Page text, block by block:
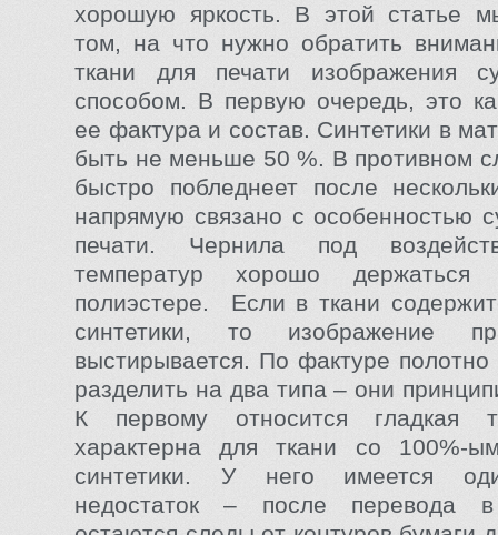
хорошую яркость. В этой статье
том, на что нужно обратить
ткани для печати изображения
способом. В первую очередь, это
ее фактура и состав. Синтетики в
быть не меньше 50 %. В противном
быстро побледнеет после
напрямую связано с особенностью
печати. Чернила под
температур хорошо
полиэстере. Если в ткани
синтетики, то изображение
выстирывается. По фактуре
разделить на два типа – они
К первому относится гладкая
характерна для ткани со 100%-
синтетики. У него имеется
недостаток – после перевода в